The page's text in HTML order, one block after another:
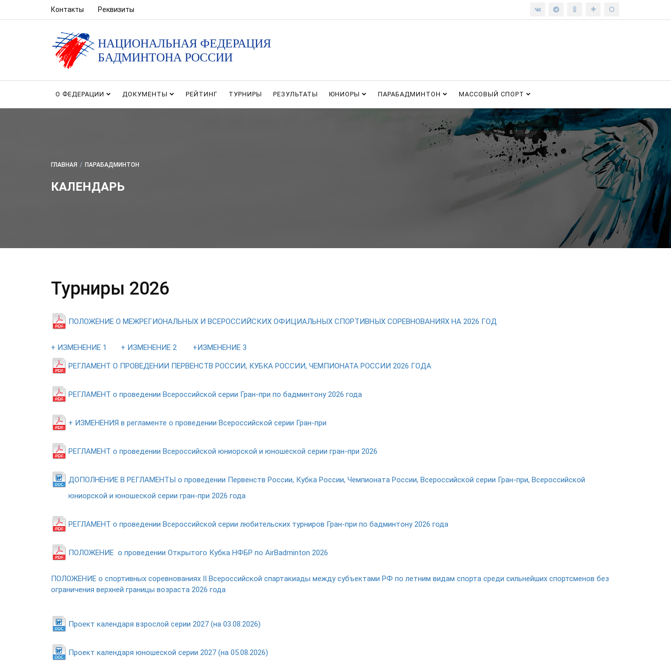
Контакты Реквизиты
НАЦИОНАЛЬНАЯ ФЕДЕРАЦИЯ
БАДМИНТОНА РОССИИ
О ФЕДЕРАЦИИ ДОКУМЕНТЫ РЕЙТИНГ ТУРНИРЫ РЕЗУЛЬТАТЫ ЮНИОРЫ ПАРАБАДМИНТОН МАССОВЫЙ СПОРТ
ГЛАВНАЯ / ПАРАБАДМИНТОН
КАЛЕНДАРЬ
Турниры 2026
ПОЛОЖЕНИЕ О МЕЖРЕГИОНАЛЬНЫХ И ВСЕРОССИЙСКИХ ОФИЦИАЛЬНЫХ СПОРТИВНЫХ СОРЕВНОВАНИЯХ НА 2026 ГОД
+ ИЗМЕНЕНИЕ 1 + ИЗМЕНЕНИЕ 2 +ИЗМЕНЕНИЕ 3
РЕГЛАМЕНТ О ПРОВЕДЕНИИ ПЕРВЕНСТВ РОССИИ, КУБКА РОССИИ, ЧЕМПИОНАТА РОССИИ 2026 ГОДА
РЕГЛАМЕНТ о проведении Всероссийской серии Гран-при по бадминтону 2026 года
+ ИЗМЕНЕНИЯ в регламенте о проведении Всероссийской серии Гран-при
РЕГЛАМЕНТ о проведении Всероссийской юниорской и юношеской серии гран-при 2026
ДОПОЛНЕНИЕ В РЕГЛАМЕНТЫ о проведении Первенств России, Кубка России, Чемпионата России, Всероссийской серии Гран-при, Всероссийской
юниорской и юношеской серии гран-при 2026 года
РЕГЛАМЕНТ о проведении Всероссийской серии любительских турниров Гран-при по бадминтону 2026 года
ПОЛОЖЕНИЕ о проведении Открытого Кубка НФБР по AirBadminton 2026
ПОЛОЖЕНИЕ о спортивных соревнованиях II Всероссийской спартакиады между субъектами РФ по летним видам спорта среди сильнейших спортсменов без
ограничения верхней границы возраста 2026 года
Проект календаря взрослой серии 2027 (на 03.08.2026)
Проект календаря юношеской серии 2027 (на 05.08.2026)